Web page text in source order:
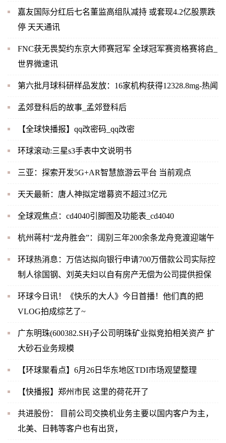
嘉友国际分红后七名董监高组队减持 或套现4.2亿股票跌
停 天天通讯
FNC获无畏契约东京大师赛冠军 全球冠军赛资格赛将启_
世界微速讯
第六批月球科研样品发放：16家机构获得12328.8mg-热闻
孟郊登科后的故事_孟郊登科后
【全球快播报】qq改密码_qq改密
环球滚动:三星s3手表中文说明书
三亚：探索开发5G+AR智慧旅游云平台 当前观点
天天最新：唐人神拟定增募资不超过3亿元
全球观焦点：cd4040引脚图及功能表_cd4040
杭州蒋村“龙舟胜会”：阔别三年200余条龙舟竞渡迎端午
环球热消息：万信达拟向银行申请700万借款公司实际控
制人徐国钢、刘英夫妇以自有房产无偿为公司提供担保
环球今日讯！《快乐的大人》今日首播！他们真的把
VLOG拍成综艺了~
广东明珠(600382.SH)子公司明珠矿业拟竞拍相关资产 扩
大砂石业务规模
【环球聚看点】6月26日华东地区TDI市场观望整理
【快播报】郑州市民 这里的荷花开了
共进股份： 目前公司交换机业务主要以国内客户为主，
北美、日韩等客户也有出货，